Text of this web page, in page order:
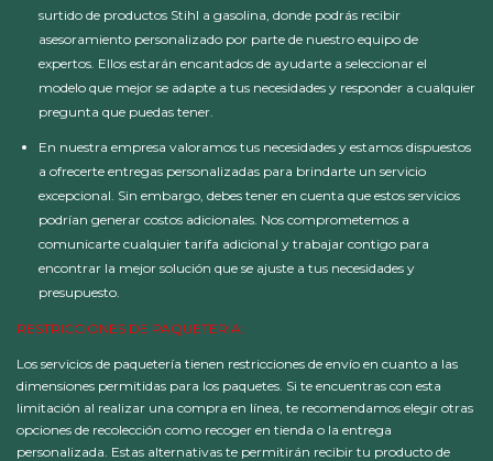
surtido de productos Stihl a gasolina, donde podrás recibir
asesoramiento personalizado por parte de nuestro equipo de
expertos. Ellos estarán encantados de ayudarte a seleccionar el
modelo que mejor se adapte a tus necesidades y responder a cualquier
pregunta que puedas tener.
En nuestra empresa valoramos tus necesidades y estamos dispuestos
a ofrecerte entregas personalizadas para brindarte un servicio
excepcional. Sin embargo, debes tener en cuenta que estos servicios
podrían generar costos adicionales. Nos comprometemos a
comunicarte cualquier tarifa adicional y trabajar contigo para
encontrar la mejor solución que se ajuste a tus necesidades y
presupuesto.
RESTRICCIONES DE PAQUETERIA:
Los servicios de paquetería tienen restricciones de envío en cuanto a las
dimensiones permitidas para los paquetes. Si te encuentras con esta
limitación al realizar una compra en línea, te recomendamos elegir otras
opciones de recolección como recoger en tienda o la entrega
personalizada. Estas alternativas te permitirán recibir tu producto de